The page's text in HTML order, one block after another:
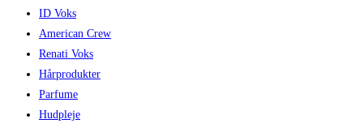
ID Voks
American Crew
Renati Voks
Hårprodukter
Parfume
Hudpleje